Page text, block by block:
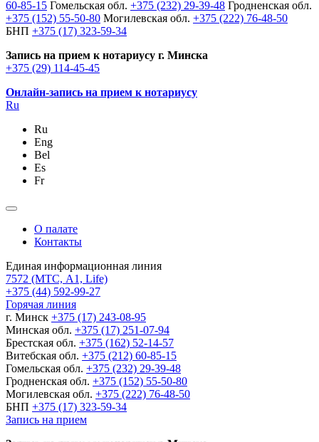
60-85-15 Гомельская обл. +375 (232) 29-39-48 Гродненская обл.
+375 (152) 55-50-80 Могилевская обл. +375 (222) 76-48-50
БНП +375 (17) 323-59-34
Запись на прием к нотариусу г. Минска
+375 (29) 114-45-45
Онлайн-запись на прием к нотариусу
Ru
Ru
Eng
Bel
Es
Fr
О палате
Контакты
Единая информационная линия
7572 (МТС, A1, Life)
+375 (44) 592-99-27
Горячая линия
г. Минск +375 (17) 243-08-95
Минская обл. +375 (17) 251-07-94
Брестская обл. +375 (162) 52-14-57
Витебская обл. +375 (212) 60-85-15
Гомельская обл. +375 (232) 29-39-48
Гродненская обл. +375 (152) 55-50-80
Могилевская обл. +375 (222) 76-48-50
БНП +375 (17) 323-59-34
Запись на прием